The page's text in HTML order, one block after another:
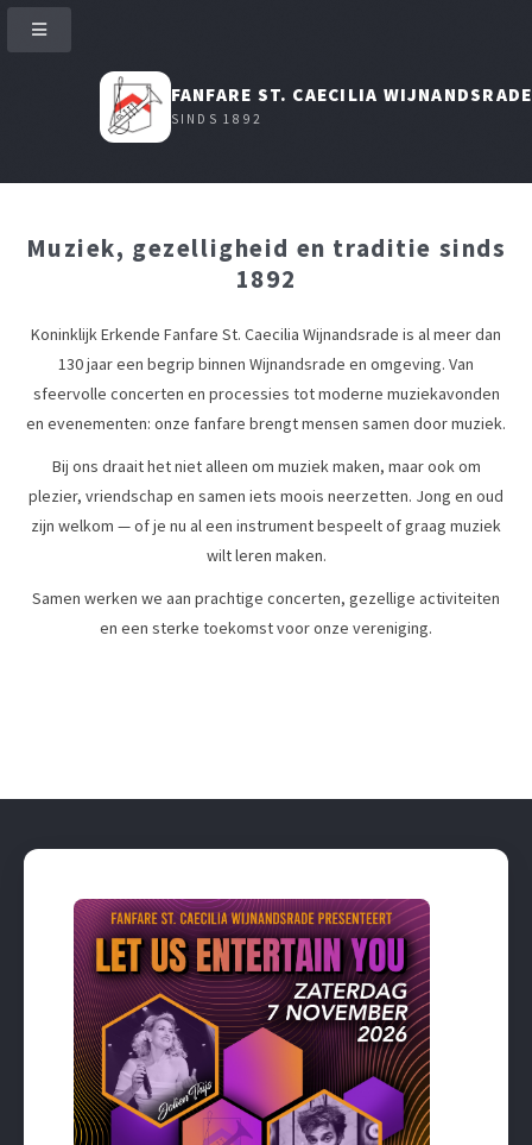
FANFARE ST. CAECILIA WIJNANDSRADE
SINDS 1892
Muziek, gezelligheid en traditie sinds
1892
Koninklijk Erkende Fanfare St. Caecilia Wijnandsrade is al meer dan
130 jaar een begrip binnen Wijnandsrade en omgeving. Van
sfeervolle concerten en processies tot moderne muziekavonden
en evenementen: onze fanfare brengt mensen samen door muziek.
Bij ons draait het niet alleen om muziek maken, maar ook om
plezier, vriendschap en samen iets moois neerzetten. Jong en oud
zijn welkom — of je nu al een instrument bespeelt of graag muziek
wilt leren maken.
Samen werken we aan prachtige concerten, gezellige activiteiten
en een sterke toekomst voor onze vereniging.